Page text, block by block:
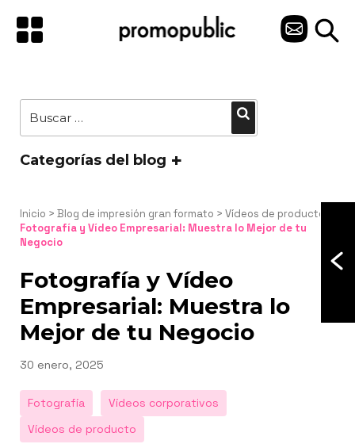
contenido
C
T
por:
Categorías del blog
Inicio > Blog de impresión gran formato > Vídeos de producto
Fotografía y Vídeo Empresarial: Muestra lo Mejor de tu
Negocio
Fotografía y Vídeo
Empresarial: Muestra lo
Mejor de tu Negocio
Publicado
30 enero, 2025
Fotografía
Vídeos corporativos
Vídeos de producto